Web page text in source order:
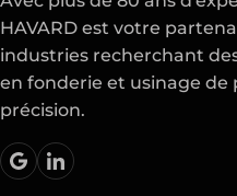
HAVARD est votre
industries recherchant
en fonderie et usinage de
précision.